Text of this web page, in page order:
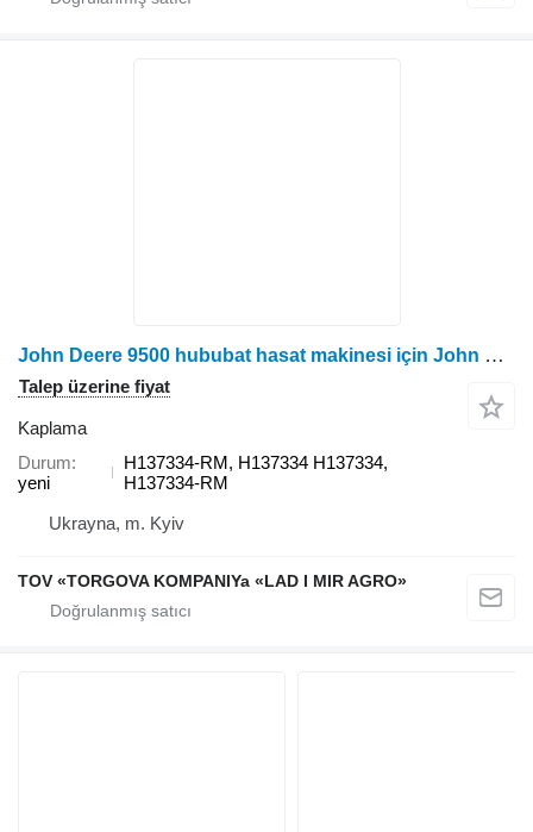
John Deere 9500 hububat hasat makinesi için John Deere H137334-RM kaplama
Talep üzerine fiyat
Kaplama
Durum
yeni
H137334-RM, H137334 H137334,
H137334-RM
Ukrayna, m. Kyiv
TOV «TORGOVA KOMPANIYa «LAD I MIR AGRO»